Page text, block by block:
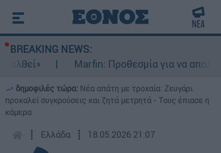
BREAKING NEWS:
Marfin: Προθεσμία για να απολογηθεί
δημοφιλές τώρα: Νέα απάτη με τροχαία: Ζευγάρι
προκαλεί συγκρούσεις και ζητά μετρητά - Τους έπιασε η
κάμερα
┋ Ελλάδα ┋ 18.05.2026 21:07